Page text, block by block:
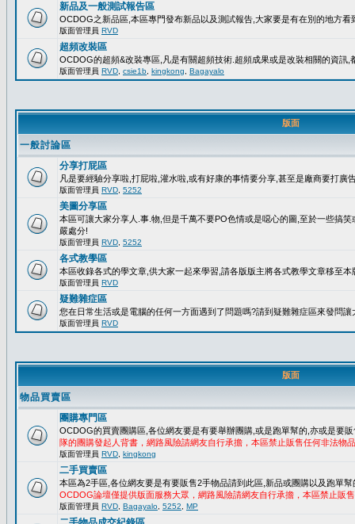
新品及一般測試報告區
OCDOG之新品區,本區專門發布新品以及測試報告,大家要是有在別的地方看
版面管理員 RVD
超頻改裝區
OCDOG的超頻&改裝專區,凡是有關超頻技術.超頻成果或是改裝相關的資訊,
版面管理員 RVD csie1b kingkong Bagayalo
版面
一般討論區
分享打屁區
凡是要經驗分享啦,打屁啦,灌水啦,或有好康的事情要分享,甚至是廠商要打廣
版面管理員 RVD 5252
美圖分享區
本區可讓大家分享人.事.物,但是千萬不要PO色情或是噁心的圖,至於一些搞
嚴處分!
版面管理員 RVD 5252
各式教學區
本區收錄各式的學文章,供大家一起來學習,請各版版主將各式教學文章移至本
版面管理員 RVD
疑難雜症區
您在日常生活或是電腦的任何一方面遇到了問題嗎?請到疑難雜症區來發問讓
版面管理員 RVD
版面
物品買賣區
團購專門區
OCDOG的買賣團購區,各位網友要是有要舉辦團購,或是跑單幫的,亦或是要
隊的團購發起人背書，網路風險請網友自行承擔，本區禁止販售任何非法物
版面管理員 RVD kingkong
二手買賣區
本區為2手區,各位網友要是有要販售2手物品請到此區,新品或團購以及跑單
OCDOG論壇僅提供版面服務大眾，網路風險請網友自行承擔，本區禁止販
版面管理員 RVD Bagayalo 5252 MP